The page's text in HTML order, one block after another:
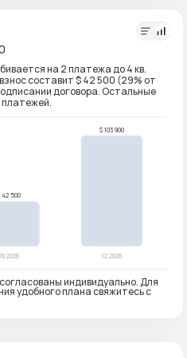
на 2 платежа до 4 кв.
составит $ 42 500 (29% от
договора. Остальные
платежей.
индивидуально. Для
удобного плана свяжитесь с